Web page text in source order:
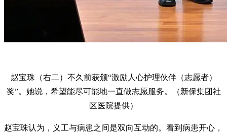
赵宝珠（右二）不久前获颁“激励人心护理伙伴（志愿者）
奖”。她说，希望能尽可能地一直做志愿服务。（新保集团社
区医院提供）
赵宝珠认为，义工与病患之间是双向互动的。看到病患开心，